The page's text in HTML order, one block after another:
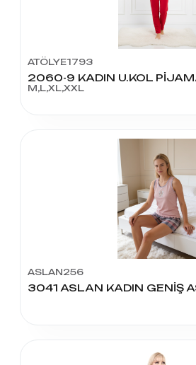
ATÖLYE1793
2060-9 KADIN U.KOL
M,L,XL,XXL
ASLAN256